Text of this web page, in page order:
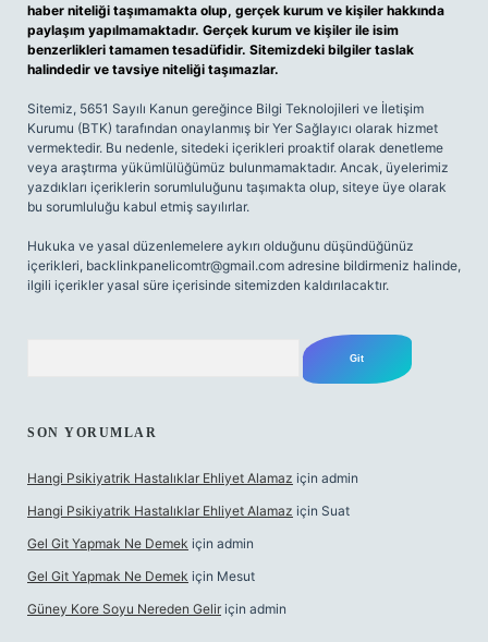
haber niteliği taşımamakta olup, gerçek kurum ve kişiler hakkında
paylaşım yapılmamaktadır. Gerçek kurum ve kişiler ile isim
benzerlikleri tamamen tesadüfidir. Sitemizdeki bilgiler taslak
halindedir ve tavsiye niteliği taşımazlar.
Sitemiz, 5651 Sayılı Kanun gereğince Bilgi Teknolojileri ve İletişim
Kurumu (BTK) tarafından onaylanmış bir Yer Sağlayıcı olarak hizmet
vermektedir. Bu nedenle, sitedeki içerikleri proaktif olarak denetleme
veya araştırma yükümlülüğümüz bulunmamaktadır. Ancak, üyelerimiz
yazdıkları içeriklerin sorumluluğunu taşımakta olup, siteye üye olarak
bu sorumluluğu kabul etmiş sayılırlar.
Hukuka ve yasal düzenlemelere aykırı olduğunu düşündüğünüz
içerikleri, backlinkpanelicomtr@gmail.com adresine bildirmeniz halinde,
ilgili içerikler yasal süre içerisinde sitemizden kaldırılacaktır.
SON YORUMLAR
Hangi Psikiyatrik Hastalıklar Ehliyet Alamaz için admin
Hangi Psikiyatrik Hastalıklar Ehliyet Alamaz için Suat
Gel Git Yapmak Ne Demek için admin
Gel Git Yapmak Ne Demek için Mesut
Güney Kore Soyu Nereden Gelir için admin